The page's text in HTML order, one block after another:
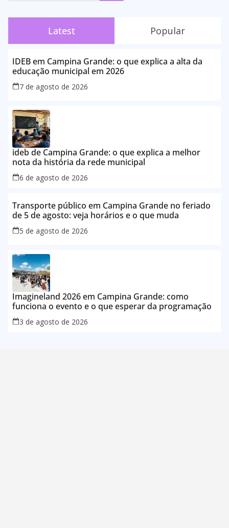
Latest Popular
IDEB em Campina Grande: o que explica a alta da
educação municipal em 2026
7 de agosto de 2026
ideb de Campina Grande: o que explica a melhor
nota da história da rede municipal
6 de agosto de 2026
Transporte público em Campina Grande no feriado
de 5 de agosto: veja horários e o que muda
5 de agosto de 2026
Imagineland 2026 em Campina Grande: como
funciona o evento e o que esperar da programação
3 de agosto de 2026